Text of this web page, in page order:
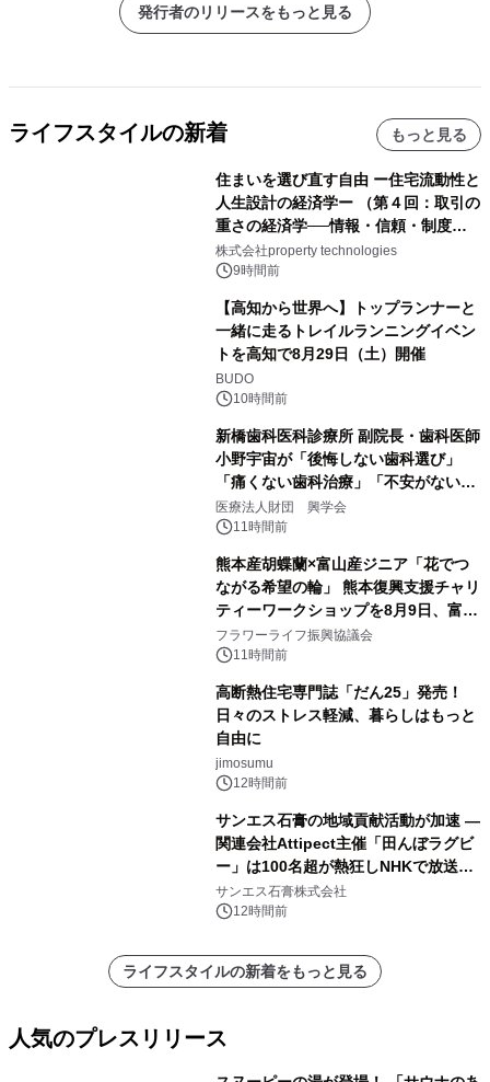
発行者のリリースをもっと見る
ライフスタイルの新着 もっと見る
住まいを選び直す自由 ー住宅流動性と
人生設計の経済学ー （第４回：取引の
重さの経済学──情報・信頼・制度を
PropTechはどう組み替えるか）｜
PropTech-Lab
株式会社property technologies
9時間前
【高知から世界へ】トップランナーと
一緒に走るトレイルランニングイベン
トを高知で8月29日（土）開催
BUDO
10時間前
新橋歯科医科診療所 副院長・歯科医師
小野宇宙が「後悔しない歯科選び」
「痛くない歯科治療」「不安がない治
療計画」をテーマに専門監修
医療法人財団 興学会
11時間前
熊本産胡蝶蘭×富山産ジニア「花でつ
ながる希望の輪」 熊本復興支援チャリ
ティーワークショップを8月9日、富
山・射水で開催
フラワーライフ振興協議会
11時間前
高断熱住宅専門誌「だん25」発売！
日々のストレス軽減、暮らしはもっと
自由に
jimosumu
12時間前
サンエス石膏の地域貢献活動が加速 ―
関連会社Attipect主催「田んぼラグビ
ー」は100名超が熱狂しNHKで放送さ
れました。
サンエス石膏株式会社
12時間前
ライフスタイルの新着をもっと見る
人気のプレスリリース